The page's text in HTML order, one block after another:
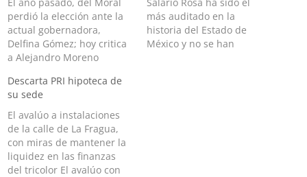
perdió la elección ante la
actual gobernadora,
Delfina Gómez; hoy critica
a Alejandro Moreno
candidata del PRI al
gobierno del Estado de
México, renunció a su
partido, a unos días de las
elecciones del 2 de junio.
Su separación del
tricolor…
más auditado en la
historia del Estado de
México y no se han
Descarta PRI hipoteca de
su sede
El avalúo a instalaciones
de la calle de La Fragua,
con miras de mantener la
liquidez en las finanzas
del tricolor El avalúo con